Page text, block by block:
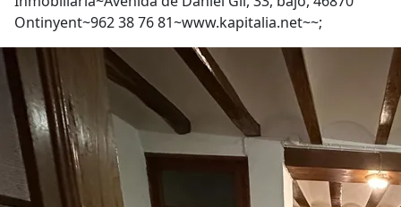
Ontinyent~962 38 76 81~www.kapitalia.net~~;